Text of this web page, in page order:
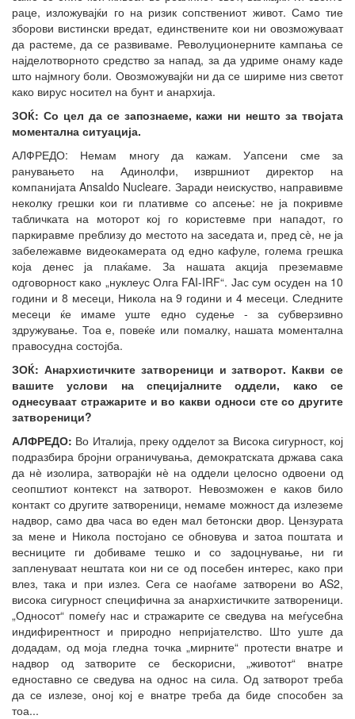
раце, изложувајќи го на ризик сопствениот живот. Само тие
зборови вистински вредат, единствените кои ни овозможуваат
да растеме, да се развиваме. Револуционерните кампања се
најделотворното средство за напад, за да удриме онаму каде
што најмногу боли. Овозможувајќи ни да се шириме низ светот
како вирус носител на бунт и анархија.
ЗОЌ: Со цел да се запознаеме, кажи ни нешто за твојата
моментална ситуација.
АЛФРЕДО: Немам многу да кажам. Уапсени сме за
ранувањето на Адинолфи, извршниот директор на
компанијата Ansaldo Nucleare. Заради неискуство, направивме
неколку грешки кои ги плативме со апсење: не ја покривме
табличката на моторот кој го користевме при нападот, го
паркиравме преблизу до местото на заседата и, пред сѐ, не ја
забележавме видеокамерата од едно кафуле, голема грешка
која денес ја плаќаме. За нашата акција преземавме
одговорност како „нуклеус Олга FAI-IRF“. Јас сум осуден на 10
години и 8 месеци, Никола на 9 години и 4 месеци. Следните
месеци ќе имаме уште едно судење - за субверзивно
здружување. Тоа е, повеќе или помалку, нашата моментална
правосудна состојба.
ЗОЌ: Анархистичките затвореници и затворот. Какви се
вашите услови на специјалните оддели, како се
однесуваат стражарите и во какви односи сте со другите
затвореници?
АЛФРЕДО: Во Италија, преку одделот за Висока сигурност, кој
подразбира бројни ограничувања, демократската држава сака
да нѐ изолира, затворајќи нѐ на оддели целосно одвоени од
сеопштиот контекст на затворот. Невозможен е каков било
контакт со другите затвореници, немаме можност да излеземе
надвор, само два часа во еден мал бетонски двор. Цензурата
за мене и Никола постојано се обновува и затоа поштата и
весниците ги добиваме тешко и со задоцнување, ни ги
запленуваат нештата кои ни се од посебен интерес, како при
влез, така и при излез. Сега се наоѓаме затворени во AS2,
висока сигурност специфична за анархистичките затвореници.
„Односот“ помеѓу нас и стражарите се сведува на меѓусебна
индифирентност и природно непријателство. Што уште да
додадам, од моја гледна точка „мирните“ протести внатре и
надвор од затворите се бескорисни, „животот“ внатре
едноставно се сведува на однос на сила. Од затворот треба
да се излезе, оној кој е внатре треба да биде способен за
тоа...